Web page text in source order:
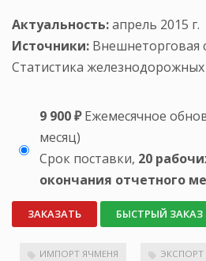
Актуальность:апрель 2015 г.
Источники: Внешнеторговая
Статистика
9 900 ₽ Ежемесячное
месяц)
Срок поставки, 20
окончания отчетного
ЗАКАЗАТЬ БЫСТРЫЙ ЗАКАЗ
ИМПОРТ ЯЧМЕНЯ ЭКСПОРТ